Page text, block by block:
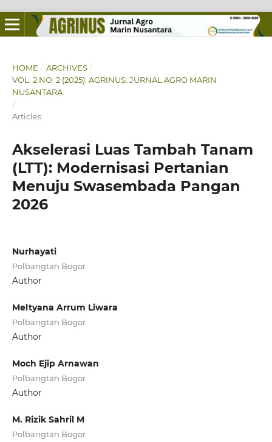
HOME / ARCHIVES /
VOL. 2 NO. 2 (2025): AGRINUS: JURNAL AGRO MARIN
NUSANTARA
/
Articles
Akselerasi Luas Tambah Tanam
(LTT): Modernisasi Pertanian
Menuju Swasembada Pangan
2026
Nurhayati
Polbangtan Bogor
Author
Meltyana Arrum Liwara
Polbangtan Bogor
Author
Moch Ejip Arnawan
Polbangtan Bogor
Author
M. Rizik Sahril M
Polbangtan Bogor